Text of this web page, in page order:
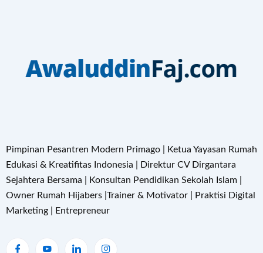
Pimpinan Pesantren Modern Primago | Ketua Yayasan Rumah
Edukasi & Kreatifitas Indonesia | Direktur CV Dirgantara
Sejahtera Bersama | Konsultan Pendidikan Sekolah Islam |
Owner Rumah Hijabers |Trainer & Motivator | Praktisi Digital
Marketing | Entrepreneur